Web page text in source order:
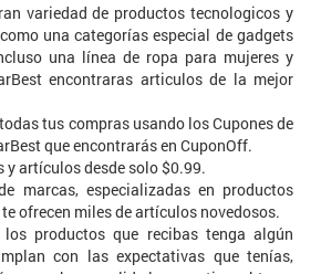
variedad de productos tecnologicos y
una categorías especial de gadgets
una línea de ropa para mujeres y
encontraras articulos de la mejor
tus compras usando los Cupones de
que encontrarás en CuponOff.
y artículos desde solo $0.99.
marcas, especializadas en productos
ofrecen miles de artículos novedosos.
productos que recibas tenga algún
con las expectativas que tenías,